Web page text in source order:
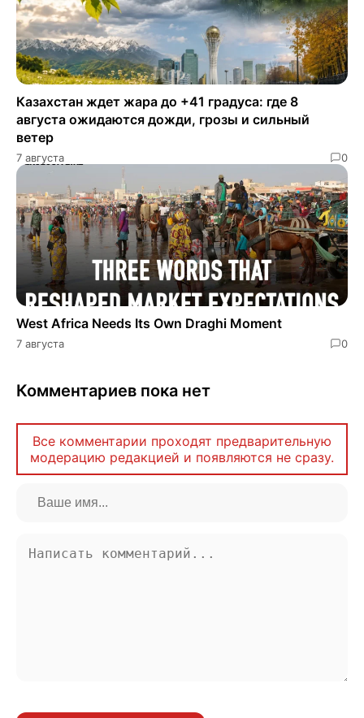
Казахстан ждет жара до +41 градуса: где 8
августа ожидаются дожди, грозы и сильный
ветер
7 августа 0
West Africa Needs Its Own Draghi Moment
7 августа 0
Комментариев пока нет
Все комментарии проходят предварительную
модерацию редакцией и появляются не сразу.